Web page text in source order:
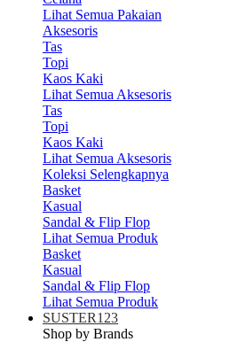
Lihat Semua Pakaian
Aksesoris
Tas
Topi
Kaos Kaki
Lihat Semua Aksesoris
Tas
Topi
Kaos Kaki
Lihat Semua Aksesoris
Koleksi Selengkapnya
Basket
Kasual
Sandal & Flip Flop
Lihat Semua Produk
Basket
Kasual
Sandal & Flip Flop
Lihat Semua Produk
SUSTER123
Shop by Brands